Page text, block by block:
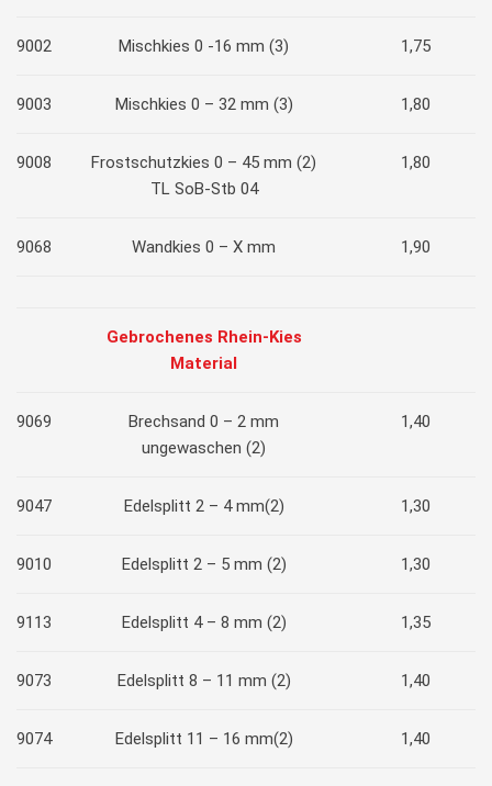
9002 Mischkies 0 -16 mm (3) 1,75
9003 Mischkies 0 – 32 mm (3) 1,80
9008
Frostschutzkies 0 – 45 mm (2)
TL SoB-Stb 04
1,80
9068 Wandkies 0 – X mm 1,90
Gebrochenes Rhein-Kies
Material
9069
Brechsand 0 – 2 mm
ungewaschen (2)
1,40
9047 Edelsplitt 2 – 4 mm(2) 1,30
9010 Edelsplitt 2 – 5 mm (2) 1,30
9113 Edelsplitt 4 – 8 mm (2) 1,35
9073 Edelsplitt 8 – 11 mm (2) 1,40
9074 Edelsplitt 11 – 16 mm(2) 1,40